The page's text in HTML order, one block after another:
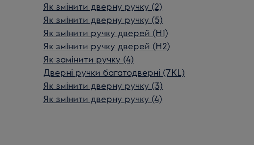
Як змінити дверну ручку (2)
Як змінити дверну ручку (5)
Як змінити ручку дверей (H1)
Як змінити ручку дверей (H2)
Як замінити ручку (4)
Дверні ручки багатодверні (7KL)
Як змінити дверну ручку (3)
Як змінити дверну ручку (4)